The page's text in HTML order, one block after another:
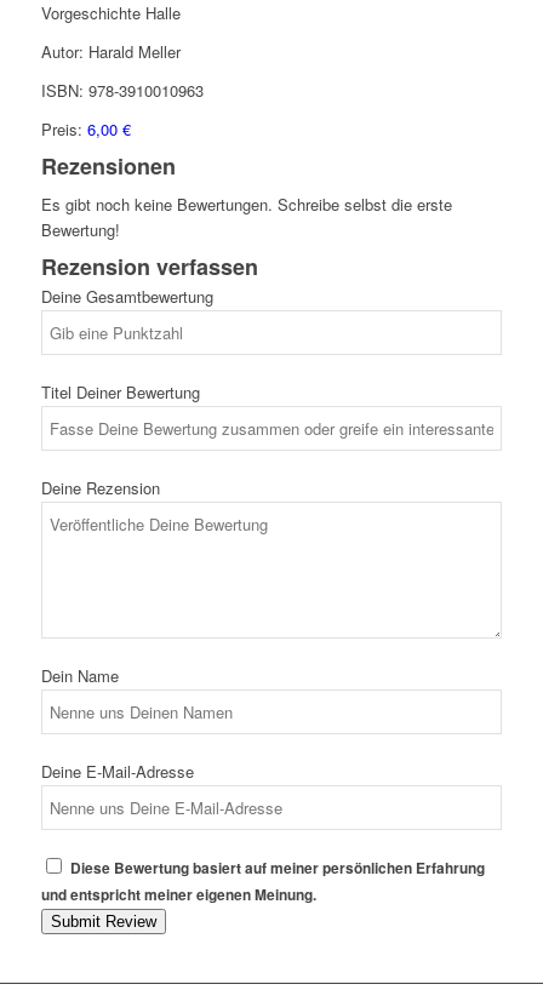
Vorgeschichte Halle
Autor: Harald Meller
ISBN: 978-3910010963
Preis: 6,00 €
Rezensionen
Es gibt noch keine Bewertungen. Schreibe selbst die erste
Bewertung!
Rezension verfassen
Deine Gesamtbewertung
Titel Deiner Bewertung
Deine Rezension
Dein Name
Deine E-Mail-Adresse
Diese Bewertung basiert auf meiner persönlichen Erfahrung
und entspricht meiner eigenen Meinung.
Submit Review